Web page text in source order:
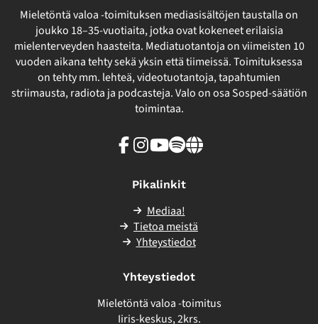
Mieletöntä valoa -toimituksen mediasisältöjen taustalla on
joukko 18–35-vuotiaita, jotka ovat kokeneet erilaisia
mielenterveyden haasteita. Mediatuotantoja on viimeisten 10
vuoden aikana tehty sekä yksin että tiimeissä. Toimituksessa
on tehty mm. lehteä, videotuotantoja, tapahtumien
striimausta, radiota ja podcasteja. Valo on osa Sosped-säätiön
toimintaa.
Facebook
Instagram
Youtube
SpotifyLinkki
Pikalinkit
Mediaa!
Tietoa meistä
Yhteystiedot
Yhteystiedot
Mieletöntä valoa -toimitus
Iiris-keskus, 2krs.